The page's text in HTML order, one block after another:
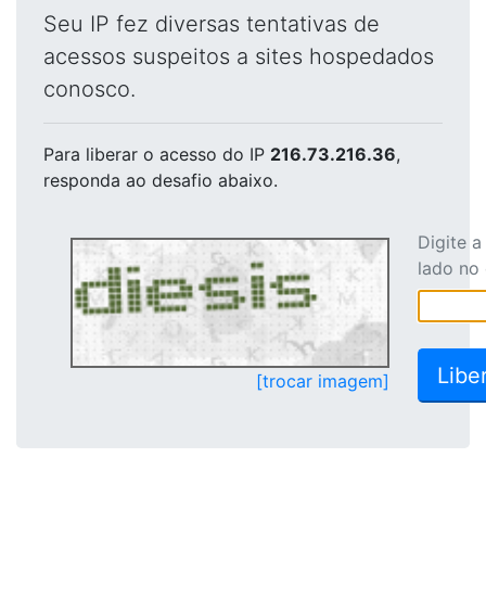
Seu IP fez diversas tentativas de
acessos suspeitos a sites hospedados
conosco.
Para liberar o acesso do IP 216.73.216.36,
responda ao desafio abaixo.
[trocar imagem]
Digite
lado no